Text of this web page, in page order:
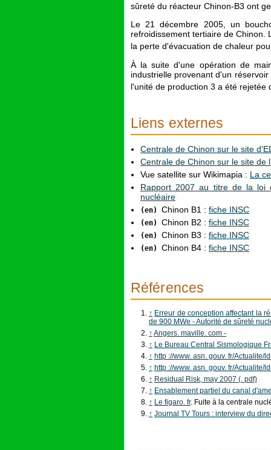
sûreté du réacteur Chinon-B3 ont
Le 21 décembre 2005, un
refroidissement tertiaire de
la perte d'évacuation de chaleur
À la suite d'une opération de
industrielle provenant d'un
l'unité de production 3 a été rejetée
Liens externes
Centrale de Chinon sur le site
Centrale de Chinon sur le site de
Vue satellite sur Wikimapia : La
Rapport 2007 au titre de la loi
nucléaire
(en) Chinon B1 : fiche INSC
(en) Chinon B2 : fiche INSC
(en) Chinon B3 : fiche INSC
(en) Chinon B4 : fiche INSC
Références
↑ Erreur de conception affectant la
de 900 MWe - Autorité de sûreté
↑ Angers. maville. com -
↑ Le Bureau Central Sismologique
↑ http ://www. asn. gouv. fr/
↑ http ://www. asn. gouv. fr/Actualite/
↑ Residual Risk, may 2007 (. pdf)
↑ Ensablement partiel du canal
↑ Le figaro. fr. Fuite à la centrale
↑ Journal TV Tours : interview du